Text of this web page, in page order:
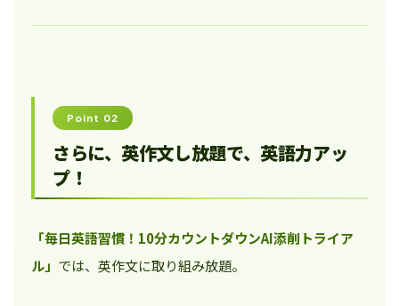
Point 02
さらに、英作文し放題で、英語力アッ
プ！
「毎日英語習慣！10分カウントダウンAI添削トライア
ル」 では、英作文に取り組み放題。